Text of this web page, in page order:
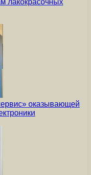
лакокрасочных
оказывающей